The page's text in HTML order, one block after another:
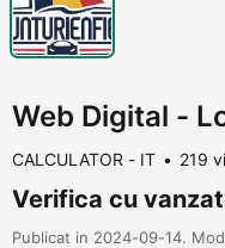
Web Digital -
CALCULATOR - IT 219
Verifica cu
Publicat in 2024-09-14.